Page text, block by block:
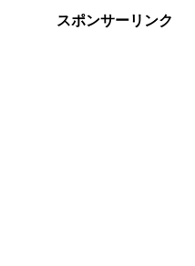
スポンサーリンク